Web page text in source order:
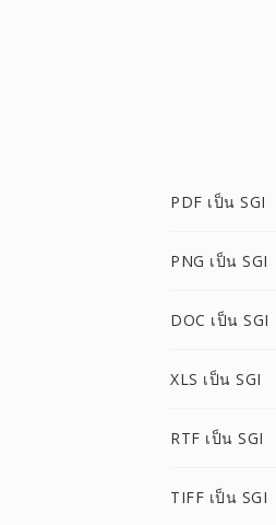
PDF เป็น SGI
PNG เป็น SGI
DOC เป็น SGI
XLS เป็น SGI
RTF เป็น SGI
TIFF เป็น SGI